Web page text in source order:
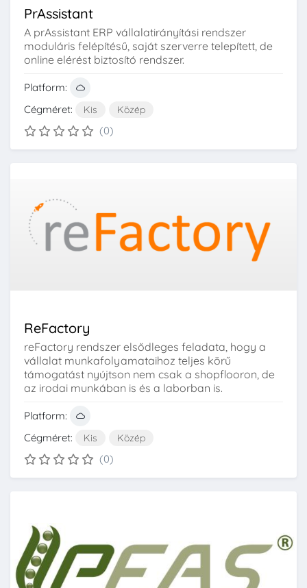
PrAssistant
A prAssistant ERP vállalatirányítási rendszer
moduláris felépítésű, saját szerverre telepített, de
online elérést biztosító rendszer.
Platform:
Cégméret:
Kis Közép
(0)
ReFactory
reFactory rendszer elsődleges feladata, hogy a
vállalat munkafolyamataihoz teljes körű
támogatást nyújtson nem csak a shopflooron, de
az irodai munkában is és a laborban is.
Platform:
Cégméret:
Kis Közép
(0)